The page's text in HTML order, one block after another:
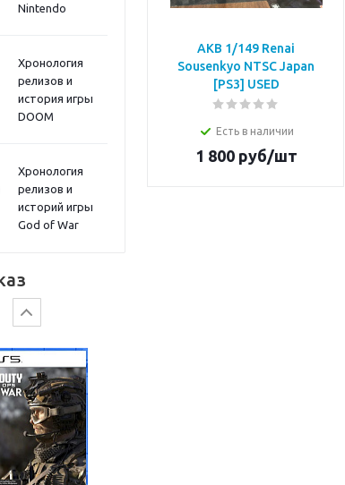
Nintendo
Хронология
релизов и
история игры
DOOM
Хронология
релизов и
историй игры
God of War
AKB 1/149 Renai
Sousenkyo NTSC Japan
[PS3] USED
Есть в наличии
1 800руб/шт